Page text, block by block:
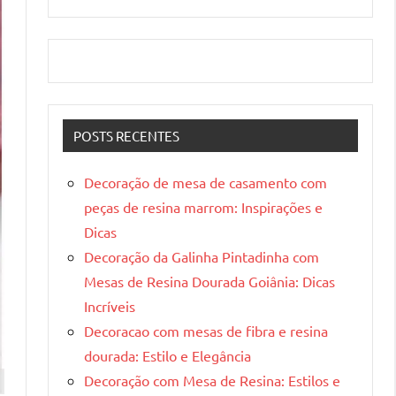
POSTS RECENTES
Decoração de mesa de casamento com
peças de resina marrom: Inspirações e
Dicas
Decoração da Galinha Pintadinha com
Mesas de Resina Dourada Goiânia: Dicas
Incríveis
Decoracao com mesas de fibra e resina
dourada: Estilo e Elegância
Decoração com Mesa de Resina: Estilos e